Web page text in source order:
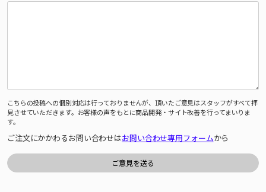
こちらの投稿への個別対応は行っておりませんが、頂いたご意見はスタッフがすべて拝
見させていただきます。お客様の声をもとに商品開発・サイト改善を行ってまいりま
す。
ご注文にかかわるお問い合わせはお問い合わせ専用フォームから